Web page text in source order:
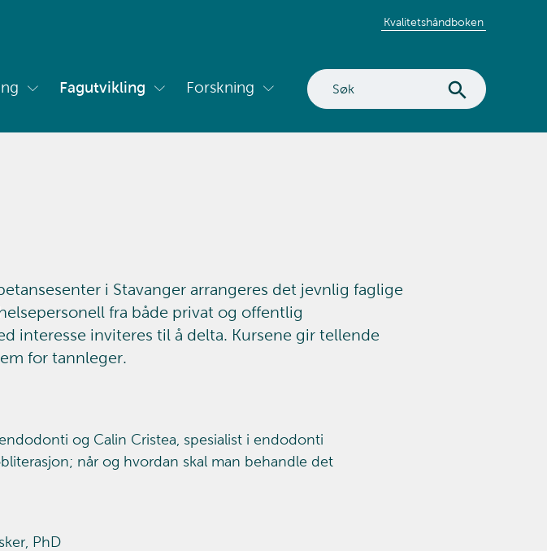
Kvalitetshåndboken
Søk
på
nettstedet
Vis
Fagutvikling
Vis
Forskning
Vis
undermeny
i Stavanger arrangeres det jevnlig faglige
fra både privat og offentlig
interesse inviteres til å delta. Kursene gir tellende
for tannleger.
og Calin Cristea, spesialist i endodonti
når og hvordan skal man behandle det
PhD